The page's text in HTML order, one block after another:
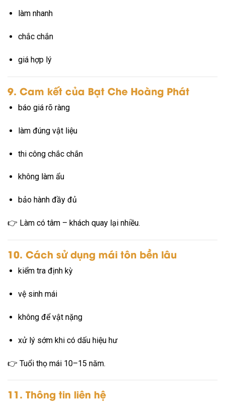
làm nhanh
chắc chắn
giá hợp lý
9. Cam kết của Bạt Che Hoàng Phát
báo giá rõ ràng
làm đúng vật liệu
thi công chắc chắn
không làm ẩu
bảo hành đầy đủ
👉 Làm có tâm – khách quay lại nhiều.
10. Cách sử dụng mái tôn bền lâu
kiểm tra định kỳ
vệ sinh mái
không để vật nặng
xử lý sớm khi có dấu hiệu hư
👉 Tuổi thọ mái 10–15 năm.
11. Thông tin liên hệ